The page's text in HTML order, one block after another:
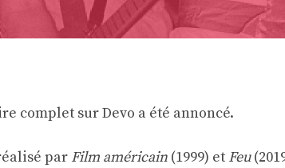
complet sur Devo a été annoncé.
par Film américain (1999) et Feu